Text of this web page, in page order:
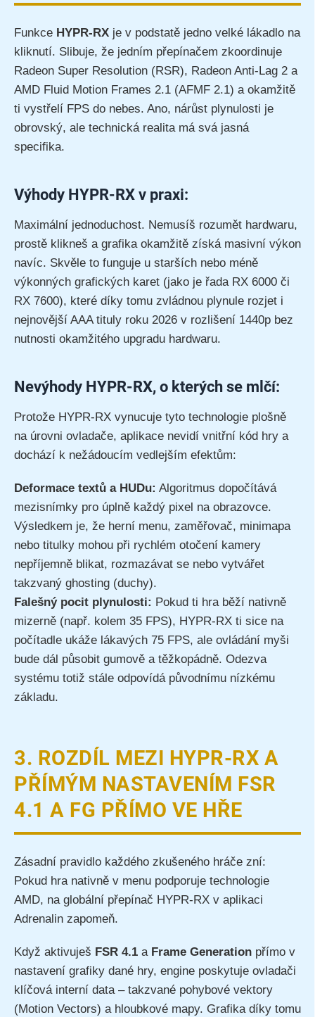
Funkce HYPR-RX je v podstatě jedno velké lákadlo na
kliknutí. Slibuje, že jedním přepínačem zkoordinuje
Radeon Super Resolution (RSR), Radeon Anti-Lag 2 a
AMD Fluid Motion Frames 2.1 (AFMF 2.1) a okamžitě
ti vystřelí FPS do nebes. Ano, nárůst plynulosti je
obrovský, ale technická realita má svá jasná
specifika.
Výhody HYPR-RX v praxi:
Maximální jednoduchost. Nemusíš rozumět hardwaru,
prostě klikneš a grafika okamžitě získá masivní výkon
navíc. Skvěle to funguje u starších nebo méně
výkonných grafických karet (jako je řada RX 6000 či
RX 7600), které díky tomu zvládnou plynule rozjet i
nejnovější AAA tituly roku 2026 v rozlišení 1440p bez
nutnosti okamžitého upgradu hardwaru.
Nevýhody HYPR-RX, o kterých se mlčí:
Protože HYPR-RX vynucuje tyto technologie plošně
na úrovni ovladače, aplikace nevidí vnitřní kód hry a
dochází k nežádoucím vedlejším efektům:
Deformace textů a HUDu: Algoritmus dopočítává
mezisnímky pro úplně každý pixel na obrazovce.
Výsledkem je, že herní menu, zaměřovač, minimapa
nebo titulky mohou při rychlém otočení kamery
nepříjemně blikat, rozmazávat se nebo vytvářet
takzvaný ghosting (duchy).
Falešný pocit plynulosti: Pokud ti hra běží nativně
mizerně (např. kolem 35 FPS), HYPR-RX ti sice na
počítadle ukáže lákavých 75 FPS, ale ovládání myši
bude dál působit gumově a těžkopádně. Odezva
systému totiž stále odpovídá původnímu nízkému
základu.
3. ROZDÍL MEZI HYPR-RX A
PŘÍMÝM NASTAVENÍM FSR
4.1 A FG PŘÍMO VE HŘE
Zásadní pravidlo každého zkušeného hráče zní:
Pokud hra nativně v menu podporuje technologie
AMD, na globální přepínač HYPR-RX v aplikaci
Adrenalin zapomeň.
Když aktivuješ FSR 4.1 a Frame Generation přímo v
nastavení grafiky dané hry, engine poskytuje ovladači
klíčová interní data – takzvané pohybové vektory
(Motion Vectors) a hloubkové mapy. Grafika díky tomu